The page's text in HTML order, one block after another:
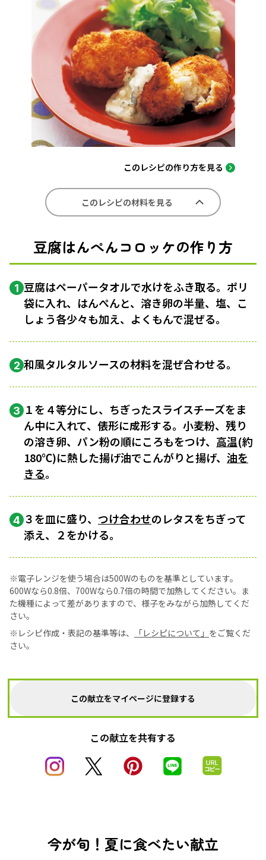
このレシピの作り方を見る
このレシピの材料を見る
豆腐はんぺんコロッケの作り方
1 豆腐はペーパータオルで水けをふき取る。ポリ
袋に入れ、はんぺんと、溶き卵の半量、塩、こ
しょう各少々も加え、よくもんで混ぜる。
2 和風タルタルソースの材料を混ぜ合わせる。
3 １を４等分にし、ちぎったスライスチーズをま
ん中に入れて、俵形に成形する。小麦粉、残り
の溶き卵、パン粉の順にころもをつけ、 高温(約
180℃)に熱した揚げ油でこんがりと揚げ、 油を
きる。
4 ３を皿に盛り、 つけ合わせのレタスをちぎって
添え、２をかける。
※電子レンジを使う場合は500Wのものを基準としています。
600Wなら0.8倍、700Wなら0.7倍の時間で加熱してください。ま
た機種によって差がありますので、様子をみながら加熱してくだ
さい。
※レシピ作成・表記の基準等は、
「レシピについて」 をご覧くだ
さい。
この献立をマイページに登録する
この献立を共有する
今が旬！夏に食べたい献立